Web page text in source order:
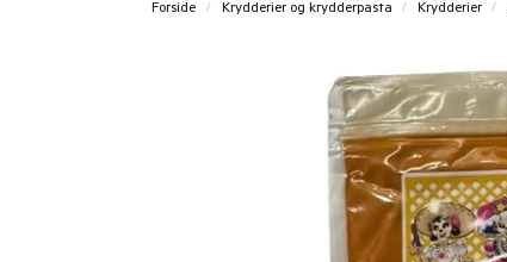
Forside / Krydderier og krydderpasta / Krydderier /